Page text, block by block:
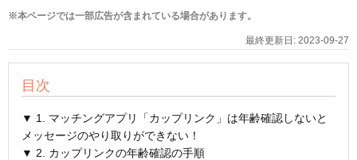
※本ページでは一部広告が含まれている場合があります。
最終更新日: 2023-09-27
目次
▼ 1. マッチングアプリ「カップリンク」は年齢確認しないと
メッセージのやり取りができない！
▼ 2. カップリンクの年齢確認の手順